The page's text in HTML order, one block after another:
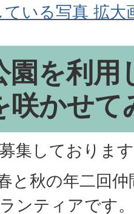
ている写真 拡大
園を利用
咲かせて
集しておりま
と秋の年二回
ンティアです。